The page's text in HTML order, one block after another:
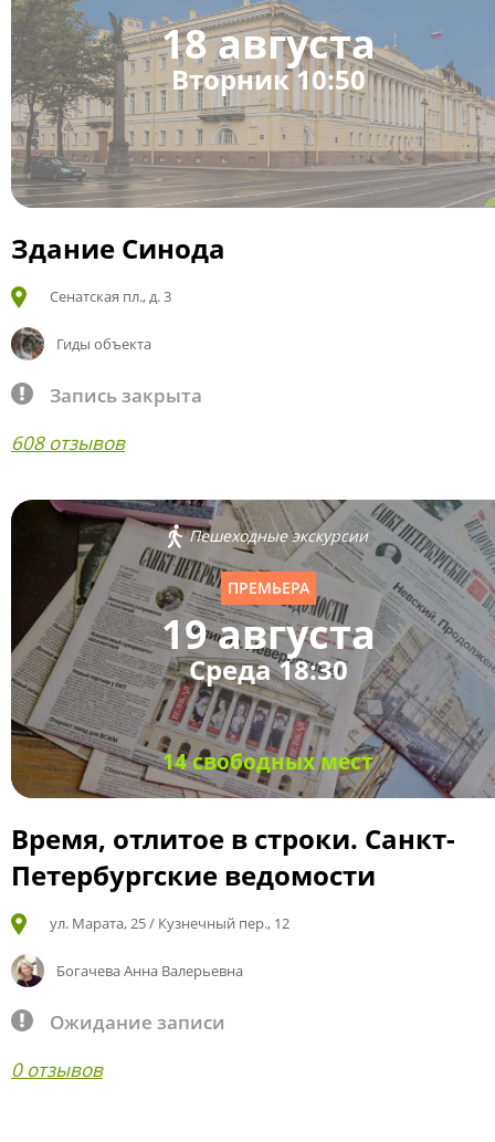
18 августа
Вторник 10:50
Здание Синода
Сенатская пл., д. 3
Гиды объекта
Запись закрыта
608 отзывов
Пешеходные экскурсии
ПРЕМЬЕРА
19 августа
Среда 18:30
14 свободных мест
Время, отлитое в строки. Санкт-
Петербургские ведомости
ул. Марата, 25 / Кузнечный пер., 12
Богачева Анна Валерьевна
Ожидание записи
0 отзывов